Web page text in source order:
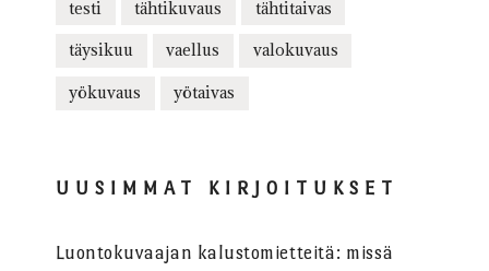
testi tähtikuvaus tähtitaivas
täysikuu vaellus valokuvaus
yökuvaus yötaivas
UUSIMMAT KIRJOITUKSET
Luontokuvaajan kalustomietteitä: missä